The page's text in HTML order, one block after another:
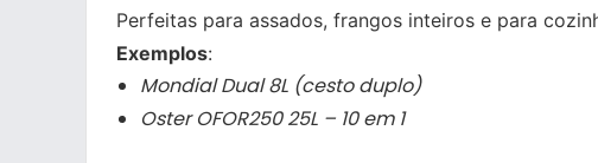
Perfeitas para assados, frangos inteiros e para
Exemplos:
Mondial Dual 8L (cesto duplo)
Oster OFOR250 25L – 10 em 1